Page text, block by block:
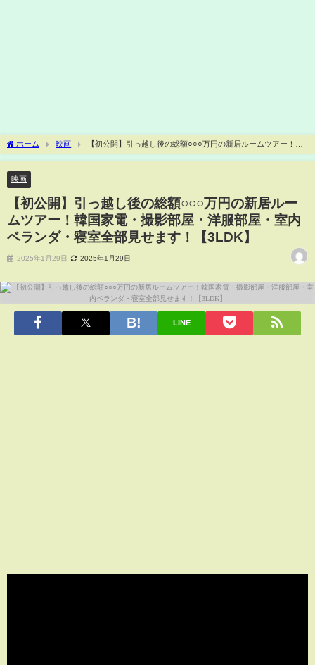
ホーム 映画
【初公開】引っ越し後の総額○○○万円の新居ルームツアー！韓
国家電・撮影部屋・洋服部屋・室内ベランダ・寝室全部見せます！【3LDK】
映画
【初公開】引っ越し後の総額○○○万円の新居ルー
ムツアー！韓国家電・撮影部屋・洋服部屋・室内
ベランダ・寝室全部見せます！【3LDK】
2025年1月29日 2025年1月29日
LINE